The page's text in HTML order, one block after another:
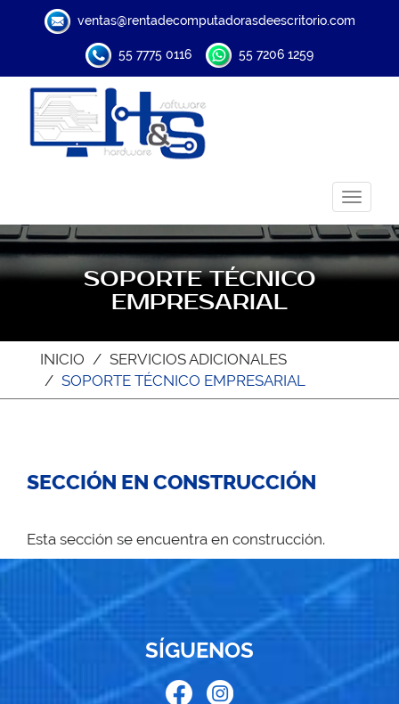
ventas@rentadecomputadorasdeescritorio.com
55 7775 0116 55 7206 1259
Toggle
SOPORTE TÉCNICO
EMPRESARIAL
INICIO
SERVICIOS ADICIONALES
SOPORTE TÉCNICO EMPRESARIAL
SECCIÓN EN CONSTRUCCIÓN
Esta sección se encuentra en construcción.
SÍGUENOS